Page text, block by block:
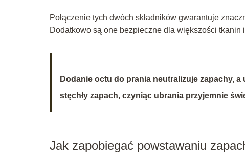
Połączenie tych dwóch składników gwarantuje
Dodatkowo są one bezpieczne dla większości tkanin
Dodanie octu do prania neutralizuje zapachy,
stęchły zapach, czyniąc ubrania przyjemnie
Jak zapobiegać powstawaniu